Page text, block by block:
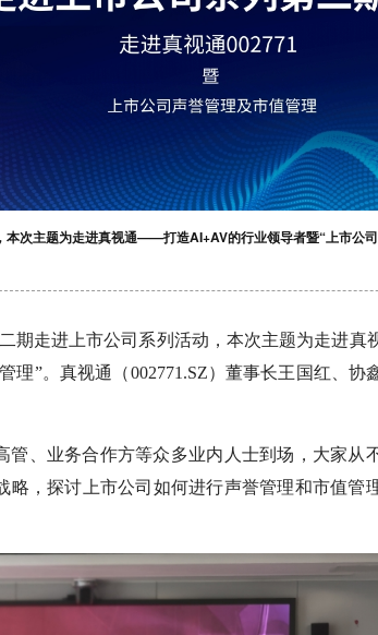
次主题为走进真视通——打造AI+AV的行业领导者暨“上市公司
期走进上市公司系列活动，本次主题为走进
理”。真视通（002771.SZ）董事长王国红、协
、业务合作方等众多业内人士到场，大家从
，探讨上市公司如何进行声誉管理和市值管